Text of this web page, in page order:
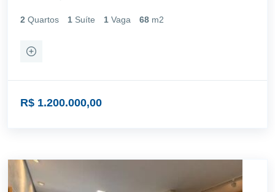
2 Quartos 1 Suíte 1 Vaga 68 m2
R$ 1.200.000,00